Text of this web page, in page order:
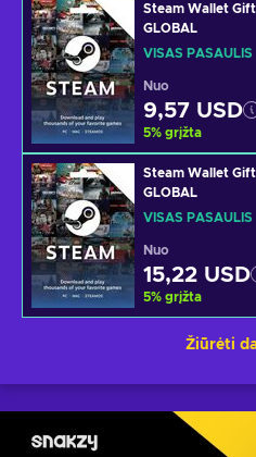
Steam Wallet Gift
GLOBAL
VISAS PASAULIS
Nuo
9,57 USD
5% grįžta
Steam Wallet Gift
GLOBAL
VISAS PASAULIS
Nuo
15,22 USD
5% grįžta
Žiūrėti